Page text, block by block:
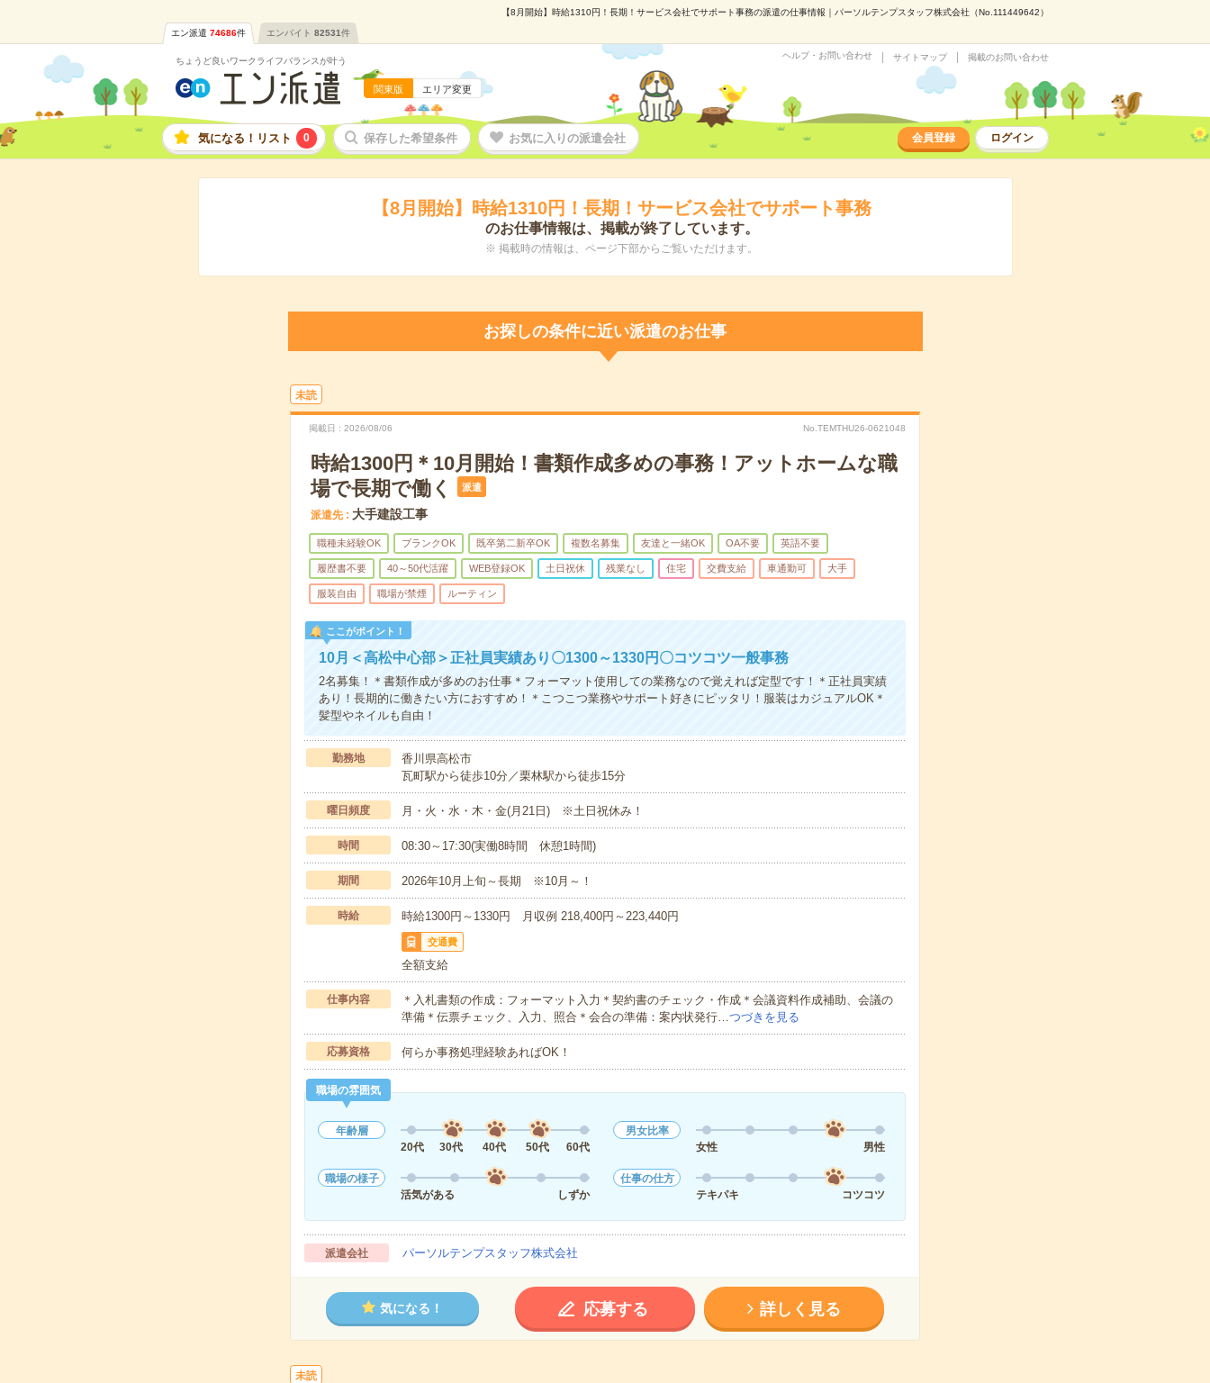
【8月開始】時給1310円！長期！サービス会社でサポート事務の派遣の仕事情報｜パーソルテンプスタッフ株式会社（No.111449642）
エン派遣 74686件 エンバイト 82531件
ちょうど良いワークライフバランスが叶う
関東版 エリア変更
ヘルプ・お問い合わせ サイトマップ 掲載のお問い合わせ
気になる！リスト 0 保存した希望条件 お気に入りの派遣会社 会員登録 ログイン
【8月開始】時給1310円！長期！サービス会社でサポート事務
のお仕事情報は、掲載が終了しています。
※ 掲載時の情報は、ページ下部からご覧いただけます。
お探しの条件に近い派遣のお仕事
未読
掲載日 2026/08/06 No.TEMTHU26-0621048
時給1300円＊10月開始！書類作成多めの事務！アットホームな職
場で長期で働く
派遣
派遣先 大手建設工事
職種未経験OK ブランクOK 既卒第二新卒OK 複数名募集 友達と一緒OK OA不要 英語不要
履歴書不要 40～50代活躍 WEB登録OK 土日祝休 残業なし 住宅 交費支給 車通勤可 大手
服装自由 職場が禁煙 ルーティン
ここがポイント！
10月＜高松中心部＞正社員実績あり〇1300～1330円〇コツコツ一般事務
2名募集！＊書類作成が多めのお仕事＊フォーマット使用しての業務なので覚えれば定型です！＊正社員実績
あり！長期的に働きたい方におすすめ！＊こつこつ業務やサポート好きにピッタリ！服装はカジュアルOK＊
髪型やネイルも自由！
勤務地
香川県高松市
瓦町駅から徒歩10分／栗林駅から徒歩15分
曜日頻度 月・火・水・木・金(月21日) ※土日祝休み！
時間 08:30～17:30(実働8時間 休憩1時間)
期間 2026年10月上旬～長期 ※10月～！
時給 時給1300円～1330円 月収例 218,400円～223,440円
交通費
全額支給
仕事内容
＊入札書類の作成：フォーマット入力＊契約書のチェック・作成＊会議資料作成補助、会議の
準備＊伝票チェック、入力、照合＊会合の準備：案内状発行…つづきを見る
応募資格 何らか事務処理経験あればOK！
職場の雰囲気
年齢層
20代
30代 40代 50代 60代
男女比率
女性
男性
職場の様子
活気がある
しずか
仕事の仕方
テキパキ
コツコツ
派遣会社 パーソルテンプスタッフ株式会社
気になる！ 応募する 詳しく見る
未読